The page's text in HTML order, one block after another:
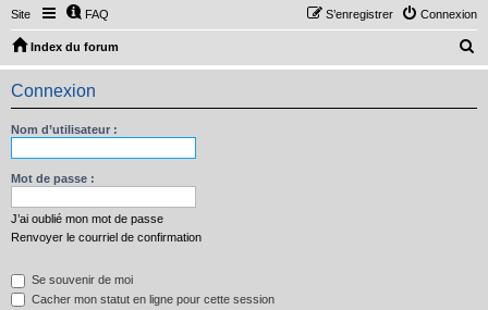
Site FAQ Connexion
S’enregistrer
Index du forum
e
Connexion
Nom d’utilisateur :
Mot de passe :
J’ai oublié mon mot de passe
Renvoyer le courriel de confirmation
Se souvenir de moi
Cacher mon statut en ligne pour cette session